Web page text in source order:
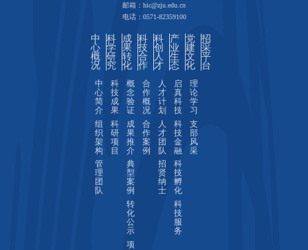
邮箱：hic@zju.edu.cn
电话：0571-82359100
中
心
概
况
中
心
简
介
组
织
架
构
管
理
团
队
科
学
研
究
科
技
成
果
科
研
项
目
成
果
转
化
概
念
验
证
成
果
推
介
典
型
案
例
转
化
公
示
项
科
技
合
作
合
作
概
况
合
作
案
例
科
创
人
才
人
才
计
划
人
才
团
队
招
贤
纳
士
产
业
生
态
启
真
科
技
科
技
金
融
科
技
孵
化
科
技
服
务
党
建
文
化
理
论
学
习
支
部
风
采
招
采
平
台